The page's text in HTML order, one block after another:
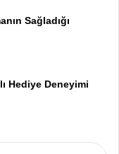
Sağladığı
Hediye Deneyimi